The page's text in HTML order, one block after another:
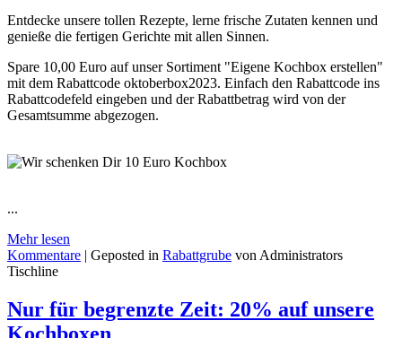
Entdecke unsere tollen Rezepte, lerne frische Zutaten kennen und
genieße die fertigen Gerichte mit allen Sinnen.
Spare 10,00 Euro auf unser Sortiment "Eigene Kochbox erstellen"
mit dem Rabattcode oktoberbox2023. Einfach den Rabattcode ins
Rabattcodefeld eingeben und der Rabattbetrag wird von der
Gesamtsumme abgezogen.
...
Mehr lesen
Kommentare | Geposted in Rabattgrube von Administrators
Tischline
Nur für begrenzte Zeit: 20% auf unsere